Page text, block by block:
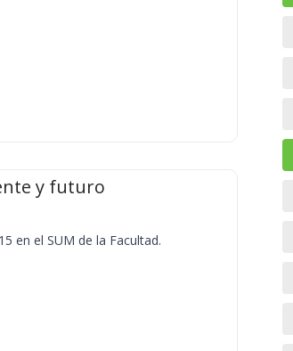
y futuro
en el SUM de la Facultad.